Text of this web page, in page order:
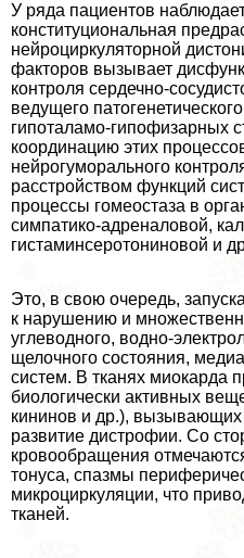
У ряда пациентов
конституциональная
нейроциркуляторной
факторов вызывает
контроля сердечно-
ведущего
гипоталамо-гипофизарных
координацию этих
нейрогумopaльного
расстройством функций
процессы гомеостаза в
симпатико-адреналовой,
гистаминсеротониновой и
Это, в свою очередь,
к нарушению и
углеводного, водно-
щелочного состояния,
систем. В тканях миокарда
биологически активных
кининов и др.),
развитие дистрофии. Со
кровообращения
тонуса, спазмы
микроциркуляции, что
тканей.